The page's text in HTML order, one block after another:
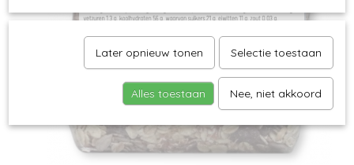
Later opnieuw tonen Selectie toestaan
Alles toestaan Nee, niet akkoord